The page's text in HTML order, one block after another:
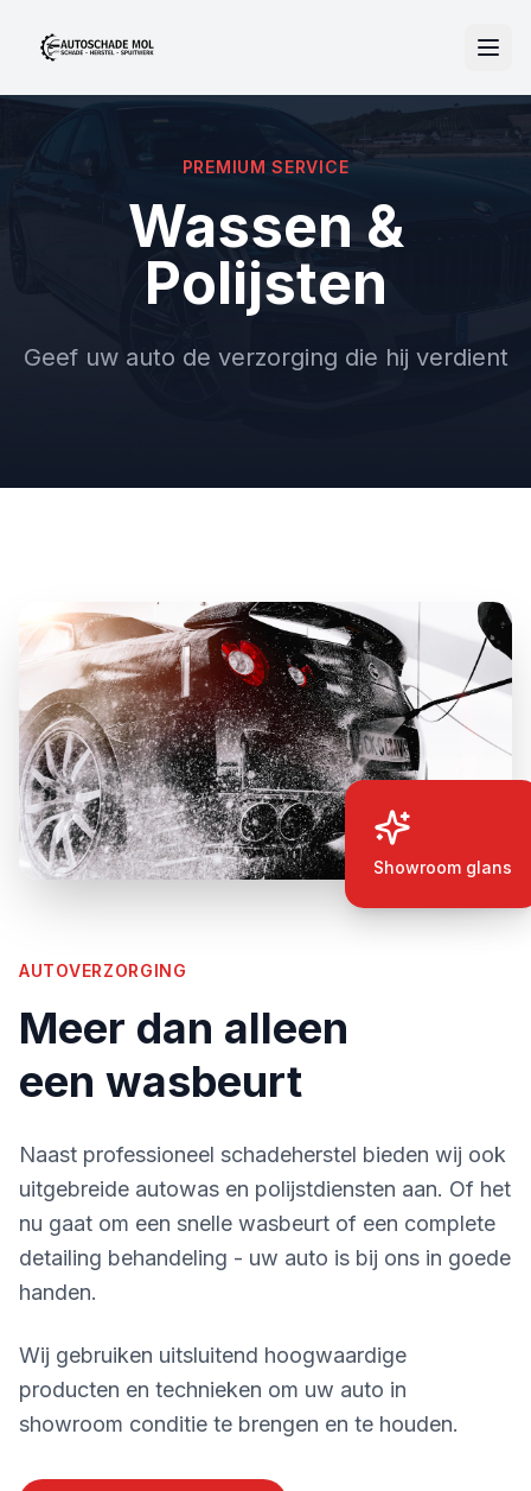
PREMIUM SERVICE
Wassen &
Polijsten
Geef uw auto de verzorging die hij verdient
Showroom glans
AUTOVERZORGING
Meer dan alleen
een wasbeurt
Naast professioneel schadeherstel bieden wij ook
uitgebreide autowas en polijstdiensten aan. Of het
nu gaat om een snelle wasbeurt of een complete
detailing behandeling - uw auto is bij ons in goede
handen.
Wij gebruiken uitsluitend hoogwaardige
producten en technieken om uw auto in
showroom conditie te brengen en te houden.